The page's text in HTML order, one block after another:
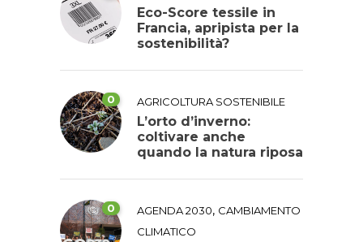
Eco-Score tessile in
Francia, apripista per la
sostenibilità?
0 AGRICOLTURA SOSTENIBILE
L’orto d’inverno:
coltivare anche
quando la natura riposa
0 AGENDA 2030, CAMBIAMENTO
CLIMATICO